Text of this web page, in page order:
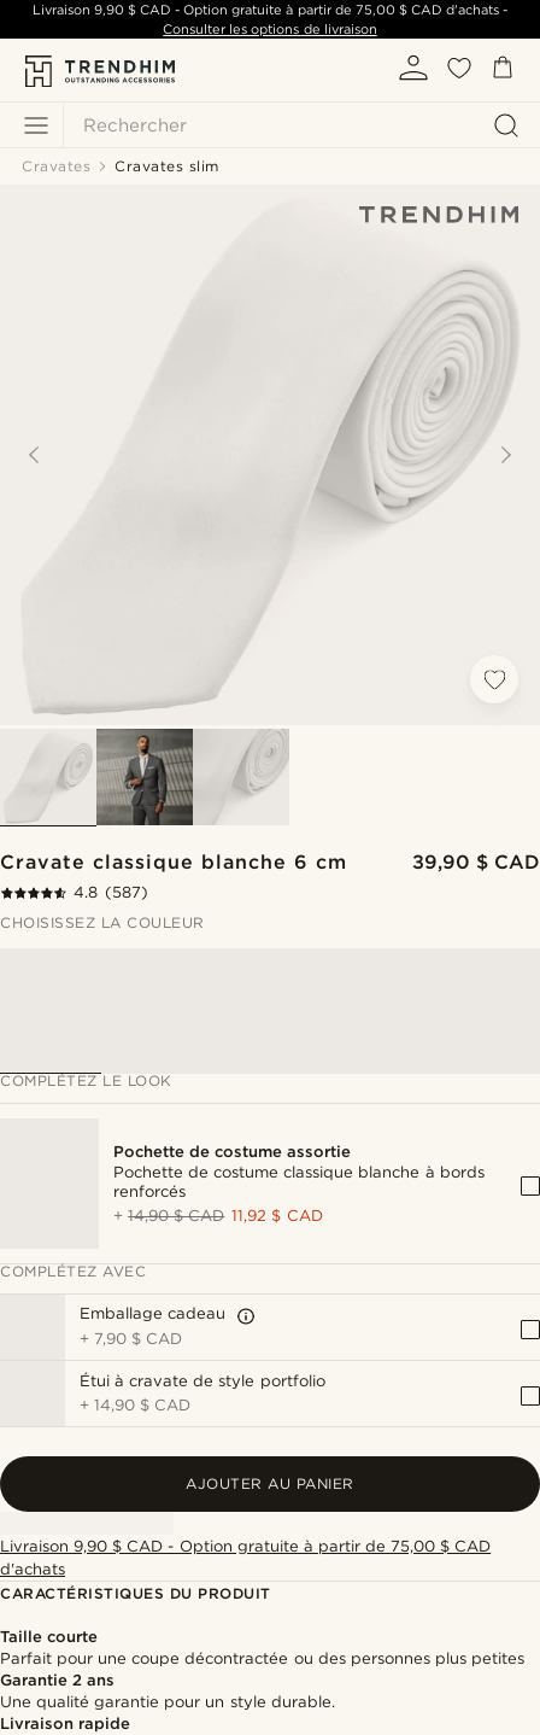
Rechercher
Livraison 9,90 $ CAD - Option gratuite à partir de 75,00 $ CAD d'achats -
Consulter les options de livraison
Cravates Cravates slim
Cravate classique blanche 6 cm 39,90 $ CAD
4.8 (587)
CHOISISSEZ LA COULEUR
COMPLÉTEZ LE LOOK
Pochette de costume assortie
Pochette de costume classique blanche à bords
renforcés
+14,90 $ CAD 11,92 $ CAD
COMPLÉTEZ AVEC
Emballage cadeau
+ 7,90 $ CAD
Étui à cravate de style portfolio
+14,90 $ CAD
AJOUTER AU PANIER
Livraison 9,90 $ CAD - Option gratuite à partir de 75,00 $ CAD
d'achats
CARACTÉRISTIQUES DU PRODUIT
Taille courte
Parfait pour une coupe décontractée ou des personnes plus petites
Garantie 2 ans
Une qualité garantie pour un style durable.
Livraison rapide